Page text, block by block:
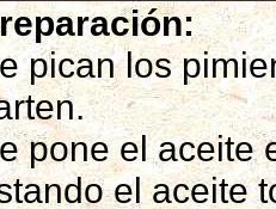
pican los
pone el aceite
el aceite